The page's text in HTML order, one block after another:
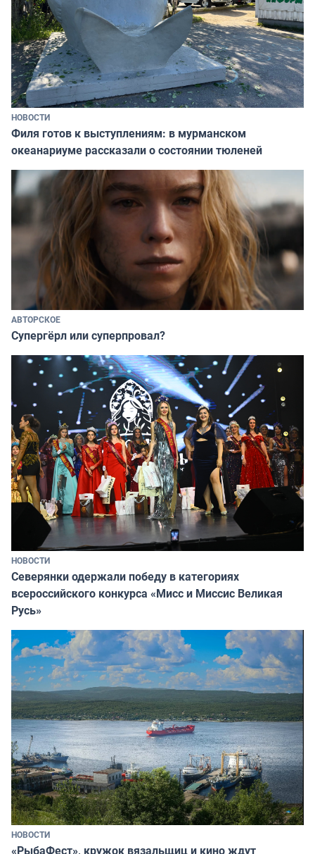
НОВОСТИ
Филя готов к выступлениям: в мурманском
океанариуме рассказали о состоянии тюленей
АВТОРСКОЕ
Супергёрл или суперпровал?
НОВОСТИ
Северянки одержали победу в категориях
всероссийского конкурса «Мисс и Миссис Великая
Русь»
НОВОСТИ
«РыбаФест», кружок вязальщиц и кино ждут